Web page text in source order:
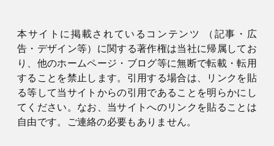
本サイトに掲載されているコンテンツ （記事・広
告・デザイン等）に関する著作権は当社に帰属してお
り、他のホームページ・ブログ等に無断で転載・転用
することを禁止します。引用する場合は、リンクを貼
る等して当サイトからの引用であることを明らかにし
てください。なお、当サイトへのリンクを貼ることは
自由です。ご連絡の必要もありません。